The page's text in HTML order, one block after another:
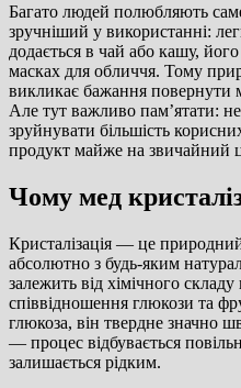
Багато людей полюбляють
зручніший у використанні:
додається в чай або кашу,
масках для обличчя. Тому
викликає бажання повернути
Але тут важливо пам’ятати:
зруйнувати більшість
продукт майже на звичайний
Чому мед
Кристалізація — це
абсолютно з будь-яким
залежить від хімічного
співвідношення глюкози та
глюкоза, він твердне значно
— процес відбувається
залишається рідким.